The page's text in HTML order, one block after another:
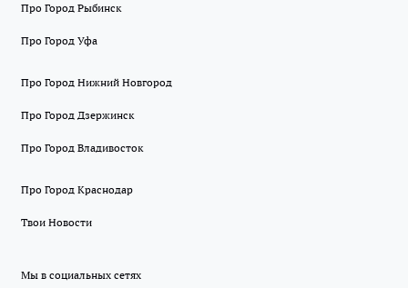
Про Город Рыбинск
Про Город Уфа
Про Город Нижний Новгород
Про Город Дзержинск
Про Город Владивосток
Про Город Краснодар
Твои Новости
Мы в социальных сетях